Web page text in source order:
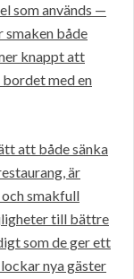
som används —
smaken både
knappt att
med en
att både sänka
är
smakfull
till bättre
som de ger ett
nya gäster